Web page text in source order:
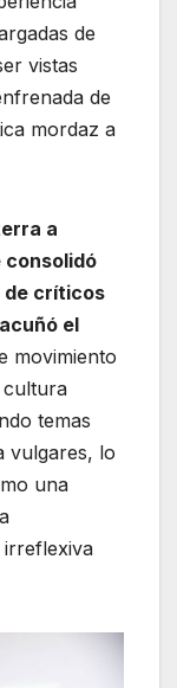
de
vistas
de
mordaz a
a
consolidó
de críticos
el
movimiento
cultura
temas
vulgares, lo
una
irreflexiva